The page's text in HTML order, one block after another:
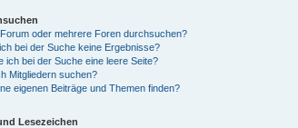
oder mehrere Foren durchsuchen?
bei der Suche keine Ergebnisse?
ich bei der Suche eine leere Seite?
Mitgliedern suchen?
eigenen Beiträge und Themen finden?
Lesezeichen